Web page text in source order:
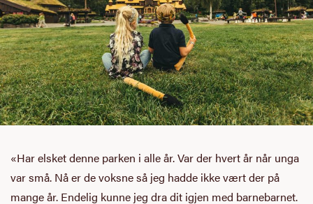
«Har elsket denne parken i alle år. Var der hvert år når unga
var små. Nå er de voksne så jeg hadde ikke vært der på
mange år. Endelig kunne jeg dra dit igjen med barnebarnet.